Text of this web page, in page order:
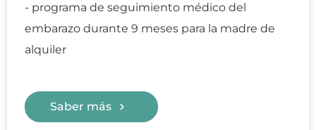
- programa de seguimiento médico del
embarazo durante 9 meses para la madre de
alquiler
Saber más